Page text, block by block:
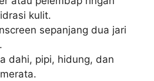
kulit.
sepanjang dua jari
dahi, pipi, hidung, dan